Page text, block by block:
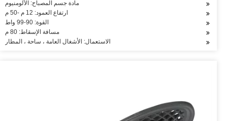
مادة جسم المصباح: الألومنيوم
ارتفاع العمود: 12 م -50 م
القوة: 90-99 واط
مسافة الإسقاط: 80 م
الاستعمال: الأشغال العامة ، ساحة ، المطار